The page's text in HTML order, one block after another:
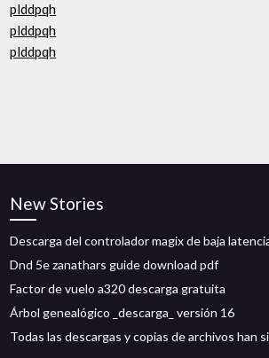
plddpqh
plddpqh
plddpqh
New Stories
Descarga del controlador magix de baja
Dnd 5e zanathars guide download pdf
Factor de vuelo a320 descarga gratuita
Árbol genealógico _descarga_ versión 16
Todas las descargas y copias de archivos han